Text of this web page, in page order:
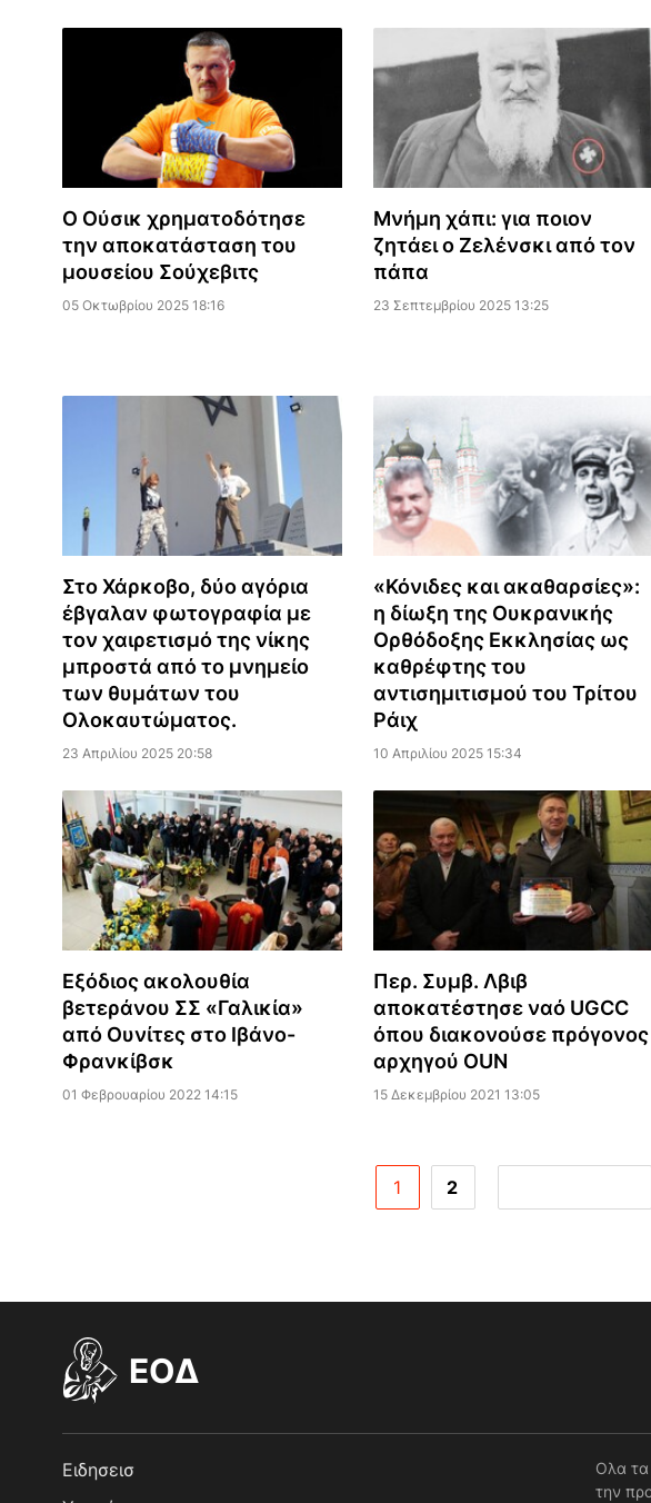
Ο Ούσικ χρηματοδότησε
την αποκατάσταση του
μουσείου Σούχεβιτς
05 Οκτωβρίου 2025 18:16
Μνήμη χάπι: για ποιον
ζητάει ο Ζελένσκι από τον
πάπα
23 Σεπτεμβρίου 2025 13:25
Στο Χάρκοβο, δύο αγόρια
έβγαλαν φωτογραφία με
τον χαιρετισμό της νίκης
μπροστά από το μνημείο
των θυμάτων του
Ολοκαυτώματος.
23 Απριλίου 2025 20:58
«Κόνιδες και ακαθαρσίες»:
η δίωξη της Ουκρανικής
Ορθόδοξης Εκκλησίας ως
καθρέφτης του
αντισημιτισμού του Τρίτου
Ράιχ
10 Απριλίου 2025 15:34
Εξόδιος ακολουθία
βετεράνου ΣΣ «Γαλικία»
από Ουνίτες στο Ιβάνο-
Φρανκίβσκ
01 Φεβρουαρίου 2022 14:15
Περ. Συμβ. Λβιβ
αποκατέστησε ναό UGCC
όπου διακονούσε πρόγονος
αρχηγού OUN
15 Δεκεμβρίου 2021 13:05
1 2
EOΔ
Ειδησεισ
Ολα τα
την